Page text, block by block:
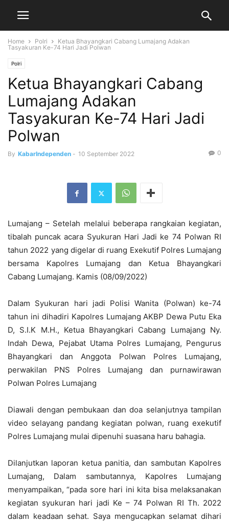
Home Polri
Ketua Bhayangkari Cabang Lumajang Adakan
Tasyakuran Ke-74 Hari Jadi Polwan
Polri
Ketua Bhayangkari Cabang
Lumajang Adakan
Tasyakuran Ke-74 Hari Jadi
Polwan
By KabarIndependen - 10 September 2022 0
Lumajang – Setelah melalui beberapa rangkaian kegiatan,
tibalah puncak acara Syukuran Hari Jadi ke 74 Polwan RI
tahun 2022 yang digelar di ruang Exekutif Polres Lumajang
bersama Kapolres Lumajang dan Ketua Bhayangkari
Cabang Lumajang. Kamis (08/09/2022)
Dalam Syukuran hari jadi Polisi Wanita (Polwan) ke-74
tahun ini dihadiri Kapolres Lumajang AKBP Dewa Putu Eka
D, S.I.K M.H., Ketua Bhayangkari Cabang Lumajang Ny.
Indah Dewa, Pejabat Utama Polres Lumajang, Pengurus
Bhayangkari dan Anggota Polwan Polres Lumajang,
perwakilan PNS Polres Lumajang dan purnawirawan
Polwan Polres Lumajang
Diawali dengan pembukaan dan doa selanjutnya tampilan
video selayang pandang kegiatan polwan, ruang exekutif
Polres Lumajang mulai dipenuhi suasana haru bahagia.
Dilanjutkan laporan ketua panitia, dan sambutan Kapolres
Lumajang, Dalam sambutannya, Kapolres Lumajang
menyampaikan, “pada sore hari ini kita bisa melaksanakan
kegiatan syukuran hari jadi Ke – 74 Polwan RI Th. 2022
dalam keadaan sehat. Saya mengucapkan selamat dihari